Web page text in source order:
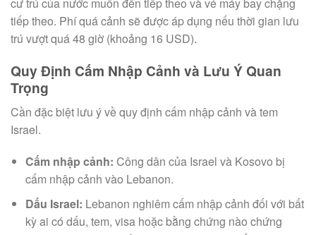
cư trú của nước muốn đến tiếp theo và vé máy bay chặng
tiếp theo. Phí quá cảnh sẽ được áp dụng nếu thời gian lưu
trú vượt quá 48 giờ (khoảng 16 USD).
Quy Định Cấm Nhập Cảnh và Lưu Ý Quan
Trọng
Cần đặc biệt lưu ý về quy định cấm nhập cảnh và tem
Israel.
Cấm nhập cảnh: Công dân của Israel và Kosovo bị
cấm nhập cảnh vào Lebanon.
Dấu Israel: Lebanon nghiêm cấm nhập cảnh đối với bất
kỳ ai có dấu, tem, visa hoặc bằng chứng nào chứng